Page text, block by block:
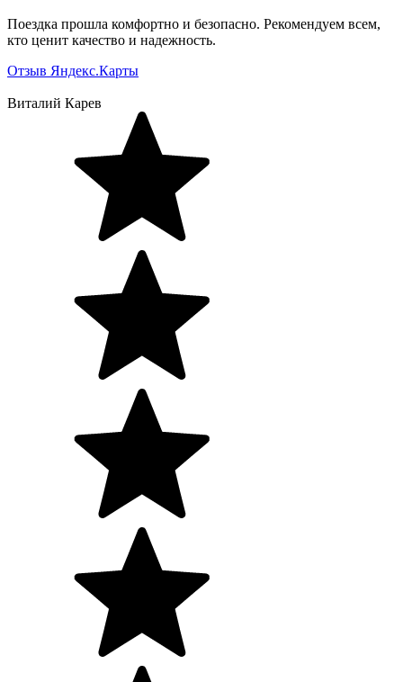
Поездка прошла комфортно и безопасно. Рекомендуем всем,
кто ценит качество и надежность.
Отзыв Яндекс.Карты
Виталий Карев